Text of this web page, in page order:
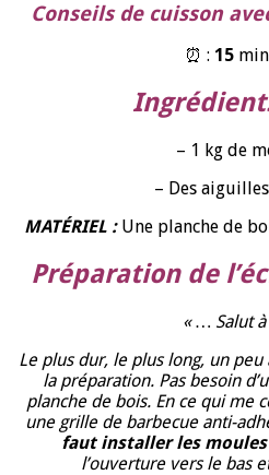
Conseils de cuisson
⏰ : 15
– 1 kg de
– Des
MATÉRIEL : Une planche de
Préparation de
« … Salut
Le plus dur, le plus long, un peu
la préparation. Pas besoin
planche de bois. En ce qui me
une grille de barbecue anti-
faut installer les
l’ouverture vers le bas